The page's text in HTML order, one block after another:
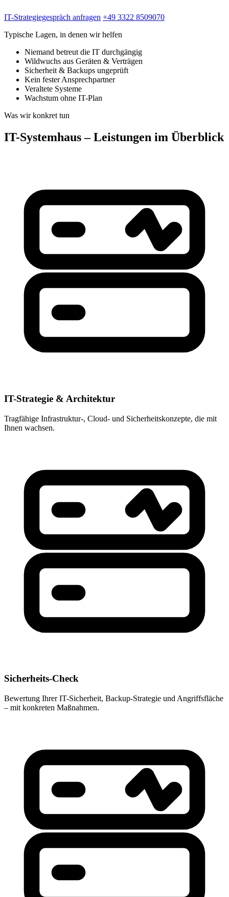
IT-Strategiegespräch anfragen +49 3322 8509070
Typische Lagen, in denen wir helfen
Niemand betreut die IT durchgängig
Wildwuchs aus Geräten & Verträgen
Sicherheit & Backups ungeprüft
Kein fester Ansprechpartner
Veraltete Systeme
Wachstum ohne IT-Plan
Was wir konkret tun
IT-Systemhaus – Leistungen im Überblick
IT-Strategie & Architektur
Tragfähige Infrastruktur-, Cloud- und Sicherheitskonzepte, die mit
Ihnen wachsen.
Sicherheits-Check
Bewertung Ihrer IT-Sicherheit, Backup-Strategie und Angriffsfläche
– mit konkreten Maßnahmen.